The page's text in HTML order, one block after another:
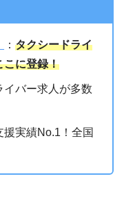
：タクシードライ
こに登録！
イバー求人が多数
実績No.1！全国